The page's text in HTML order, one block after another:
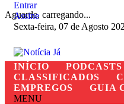
Aguarde, carregando...
Entrar
Assine
Sexta-feira, 07 de Agosto
INÍCIO
PODCASTS
CLASSIFICADOS
EMPREGOS
GUIA
MENU